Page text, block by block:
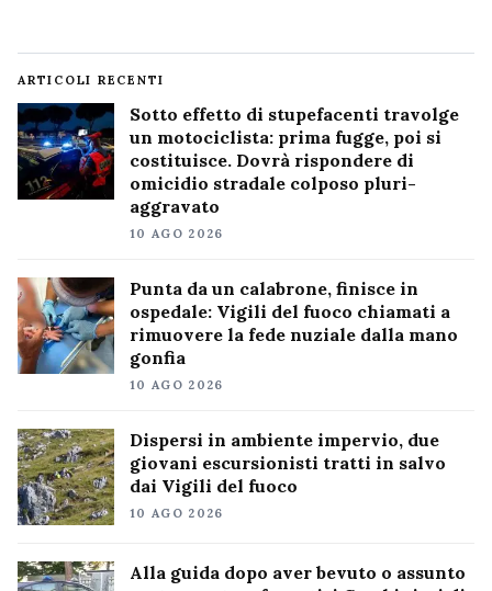
ARTICOLI RECENTI
Sotto effetto di stupefacenti travolge
un motociclista: prima fugge, poi si
costituisce. Dovrà rispondere di
omicidio stradale colposo pluri-
aggravato
10 AGO 2026
Punta da un calabrone, finisce in
ospedale: Vigili del fuoco chiamati a
rimuovere la fede nuziale dalla mano
gonfia
10 AGO 2026
Dispersi in ambiente impervio, due
giovani escursionisti tratti in salvo
dai Vigili del fuoco
10 AGO 2026
Alla guida dopo aver bevuto o assunto